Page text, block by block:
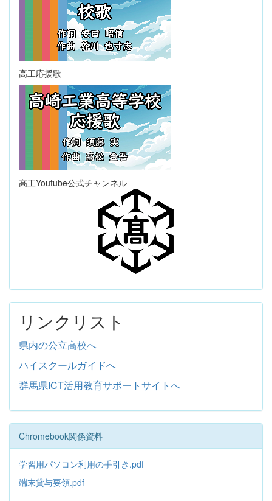
高工応援歌
高工Youtube公式チャンネル
リンクリスト
県内の公立高校へ
ハイスクールガイドへ
群馬県ICT活用教育サポートサイトへ
Chromebook関係資料
学習用パソコン利用の手引き.pdf
端末貸与要領.pdf